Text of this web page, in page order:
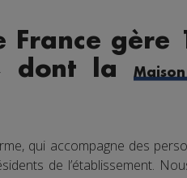
France gère
dont la
qui accompagne des
de l’établissement.